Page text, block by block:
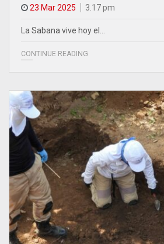
23 Mar 2025 3.17 pm
La Sabana vive hoy el…
CONTINUE READING